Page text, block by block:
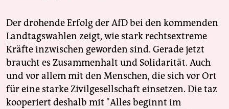
Der drohende Erfolg der AfD bei den kommenden
Landtagswahlen zeigt, wie stark rechtsextreme
Kräfte inzwischen geworden sind. Gerade jetzt
braucht es Zusammenhalt und Solidarität. Auch
und vor allem mit den Menschen, die sich vor Ort
für eine starke Zivilgesellschaft einsetzen. Die taz
kooperiert deshalb mit "Alles beginnt im